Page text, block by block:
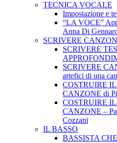
TECNICA VOCALE
Impostazione e
“LA VOCE”
Anna Di
SCRIVERE
SCRIVERE
SCRIVERE
artefici di una
COSTRUIRE
CANZONE di
COSTRUIRE
CANZONE –
Cozzani
IL BASSO
BASSISTA